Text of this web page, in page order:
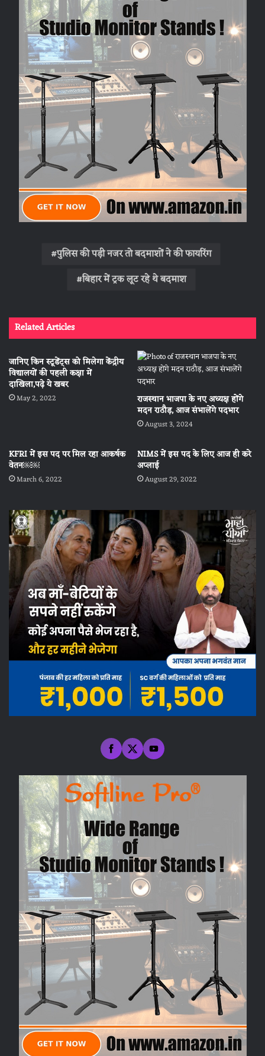
पुलिस की पड़ी नजर तो बदमाशों ने की फायरिंग
बिहार में ट्रक लूट रहे थे बदमाश
Related Articles
जानिए किन स्टूडेंट्स को मिलेगा केंद्रीय
विद्यालयों की पहली कक्षा में
दाखिला,पढ़े ये खबर
May 2, 2022 राजस्थान भाजपा के नए अध्यक्ष होंगे
मदन राठौड़, आज संभालेंगे पदभार
August 3, 2024
KFRI में इस पद पर मिल रहा आकर्षक
वेतन￼￼
March 6, 2022
NIMS में इस पद के लिए आज ही करे
अप्लाई
August 29, 2022